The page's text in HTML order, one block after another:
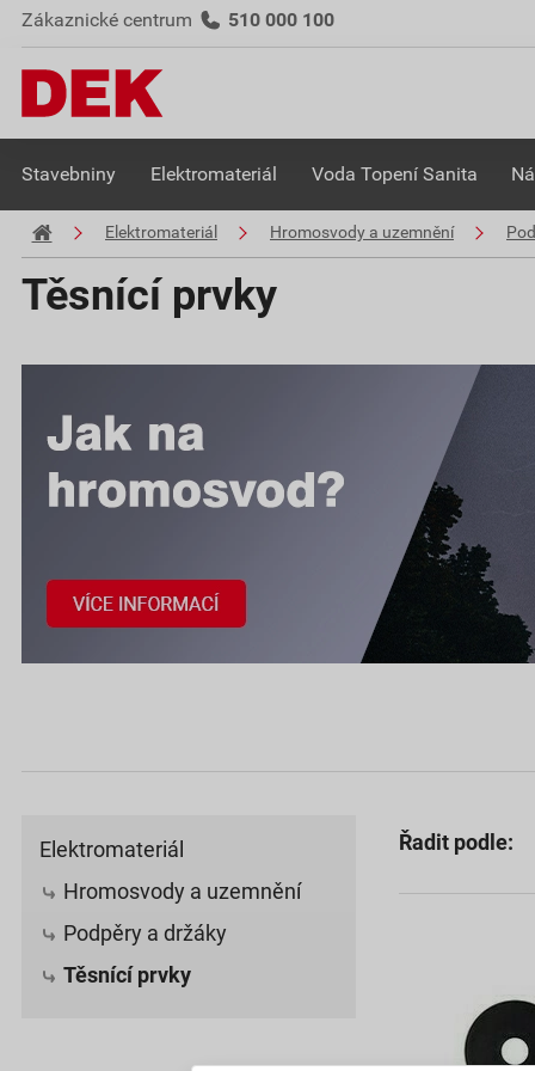
Zákaznické centrum 510 000 100
Stavebniny Elektromateriál Voda Topení Sanita
Elektromateriál Hromosvody a uzemnění
Těsnící prvky
Elektromateriál
Hromosvody a uzemnění
Podpěry a držáky
Těsnící prvky
Řadit podle: